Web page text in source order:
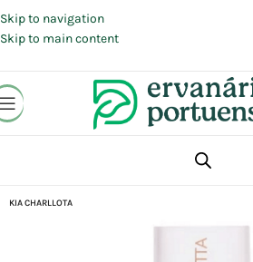
Skip to navigation
Skip to main content
Beleza | Cosmética | Higiene
KIA CHARLLOTA